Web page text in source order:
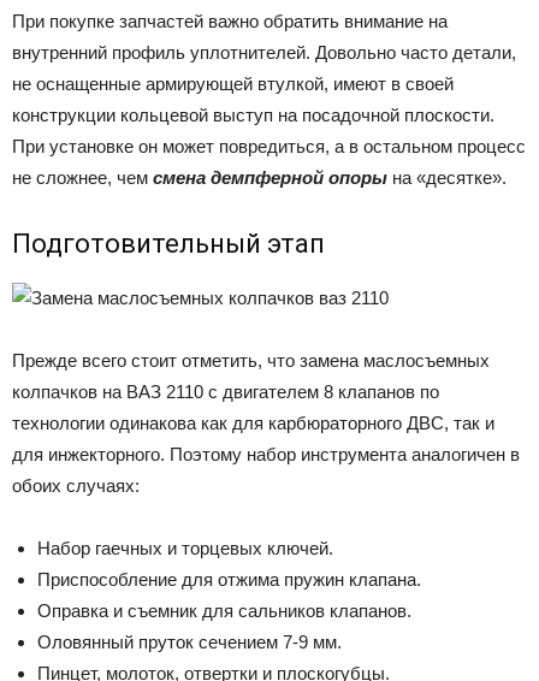
При покупке запчастей важно обратить внимание на
внутренний профиль уплотнителей. Довольно часто детали,
не оснащенные армирующей втулкой, имеют в своей
конструкции кольцевой выступ на посадочной плоскости.
При установке он может повредиться, а в остальном процесс
не сложнее, чем смена демпферной опоры на «десятке».
Подготовительный этап
Прежде всего стоит отметить, что замена маслосъемных
колпачков на ВАЗ 2110 с двигателем 8 клапанов по
технологии одинакова как для карбюраторного ДВС, так и
для инжекторного. Поэтому набор инструмента аналогичен в
обоих случаях:
Набор гаечных и торцевых ключей.
Приспособление для отжима пружин клапана.
Оправка и съемник для сальников клапанов.
Оловянный пруток сечением 7-9 мм.
Пинцет, молоток, отвертки и плоскогубцы.